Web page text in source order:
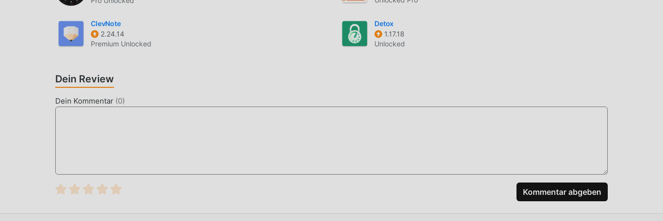
moddroid stellt nicht nur originale NexBot AI 1.9.3 völlig kostenlos zur Verfügung, sondern hängt auch die Mod-
1.9.3 mit der umfassendsten Funktionalität. Darüber hinaus wurden alle Mods manuell von moddroid
authentifiziert, es ist 100% kostenlos und verfügbar. Jetzt müssen Sie nur noch moddroid auf den Client
JETZT DOWNLOADEN
Klicken Sie einfach auf die Download-Schaltfläche, um die Moddroid-APP zu installieren. Sie können die
ClevNote
2.24.14
Premium Unlocked
Detox
1.17.18
Unlocked
Dein Review
Dein Kommentar (0)
Kommentar abgeben